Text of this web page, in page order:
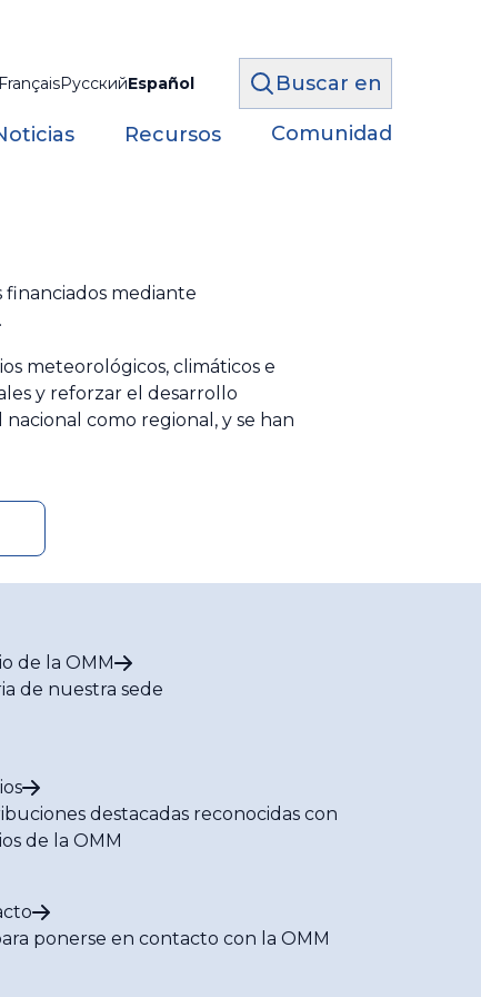
FrançaisРусскийEspañol Buscar en
Recursos Comunidad
financiados mediante
meteorológicos, climáticos e
y reforzar el desarrollo
como regional, y se han
de la OMM
de nuestra sede
destacadas reconocidas con
de la OMM
ponerse en contacto con la OMM